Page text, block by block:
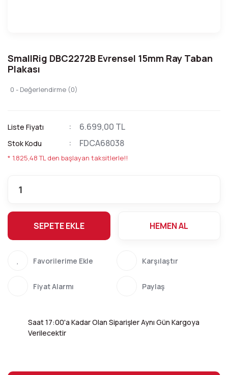
SmallRig DBC2272B Evrensel 15mm Ray Taban
Plakası
0 - Değerlendirme (0)
Liste Fiyatı 6.699,00 TL
Stok Kodu FDCA68038
* 1.825,48 TL den başlayan taksitlerle!!
SEPETE EKLE HEMEN AL
Karşılaştır
Fiyat Alarmı Paylaş
Saat 17:00'a Kadar Olan Siparişler Aynı Gün Kargoya
Verilecektir